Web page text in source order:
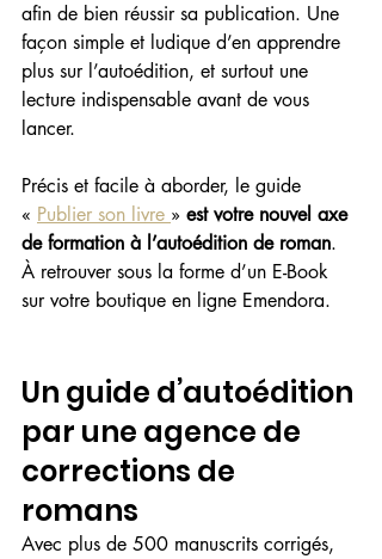
afin de bien réussir sa publication. Une
façon simple et ludique d’en apprendre
plus sur l’autoédition, et surtout une
lecture indispensable avant de vous
lancer.
Précis et facile à aborder, le guide
« Publier son livre » est votre nouvel axe
de formation à l’autoédition de roman.
À retrouver sous la forme d’un E-Book
sur votre boutique en ligne Emendora.
Un guide d’autoédition
par une agence de
corrections de
romans
Avec plus de 500 manuscrits corrigés,